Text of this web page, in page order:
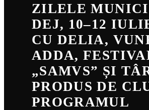
ZILELE
DEJ, 10–12
CU DELIA,
ADDA,
„SAMVS” ȘI
PRODUS DE
PROGRAMUL